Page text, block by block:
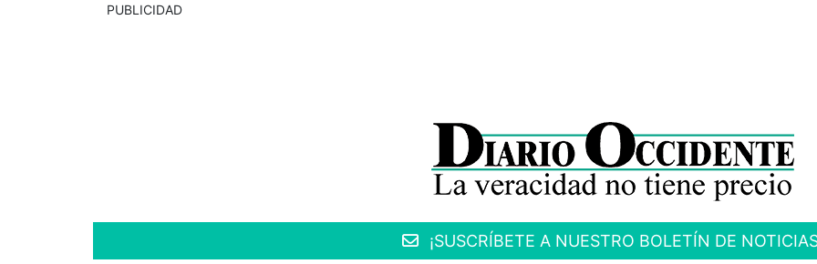
PUBLICIDAD
¡SUSCRÍBETE A NUESTRO BOLETÍN DE